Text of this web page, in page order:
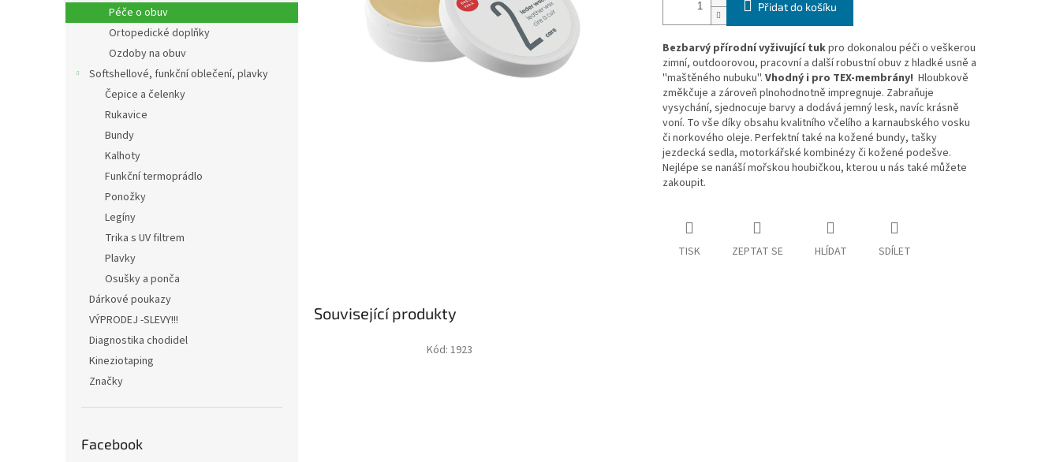
n
e
Péče o obuv
Ortopedické doplňky
Ozdoby na obuv
Softshellové, funkční oblečení, plavky
Čepice a čelenky
Rukavice
Bundy
Kalhoty
Funkční termoprádlo
Ponožky
Legíny
Trika s UV filtrem
Plavky
Osušky a ponča
Dárkové poukazy
VÝPRODEJ -SLEVY!!!
Diagnostika chodidel
Kineziotaping
Značky
Facebook
Přidat do košíku
Bezbarvý přírodní vyživující tukpro dokonalou péči o veškerou
zimní, outdoorovou, pracovní a další robustní obuv z hladké usně a
''maštěného nubuku''. Vhodný i pro TEX-membrány! Hloubkově
změkčuje a zároveň plnohodnotně impregnuje. Zabraňuje
vysychání, sjednocuje barvy a dodává jemný lesk, navíc krásně
voní. To vše díky obsahu kvalitního včelího a karnaubského vosku
či norkového oleje. Perfektní také na kožené bundy, tašky
jezdecká sedla, motorkářské kombinézy či kožené podešve.
Nejlépe se nanáší mořskou houbičkou, kterou u nás také můžete
zakoupit.
TISK ZEPTAT SE HLÍDAT SDÍLET
Související produkty
Kód: 1923